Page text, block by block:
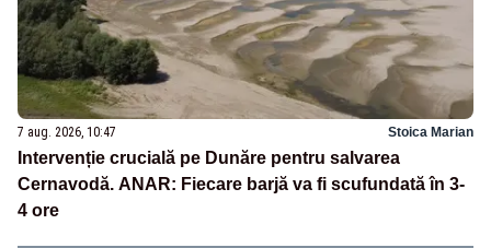
7 aug. 2026, 10:47 Stoica Marian
Intervenție crucială pe Dunăre pentru salvarea
Cernavodă. ANAR: Fiecare barjă va fi scufundată în 3-
4 ore